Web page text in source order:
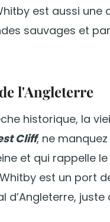
est aussi une
sauvages et
l'Angleterre
historique, la
Cliff, ne
et qui rappelle le
est un port
juste